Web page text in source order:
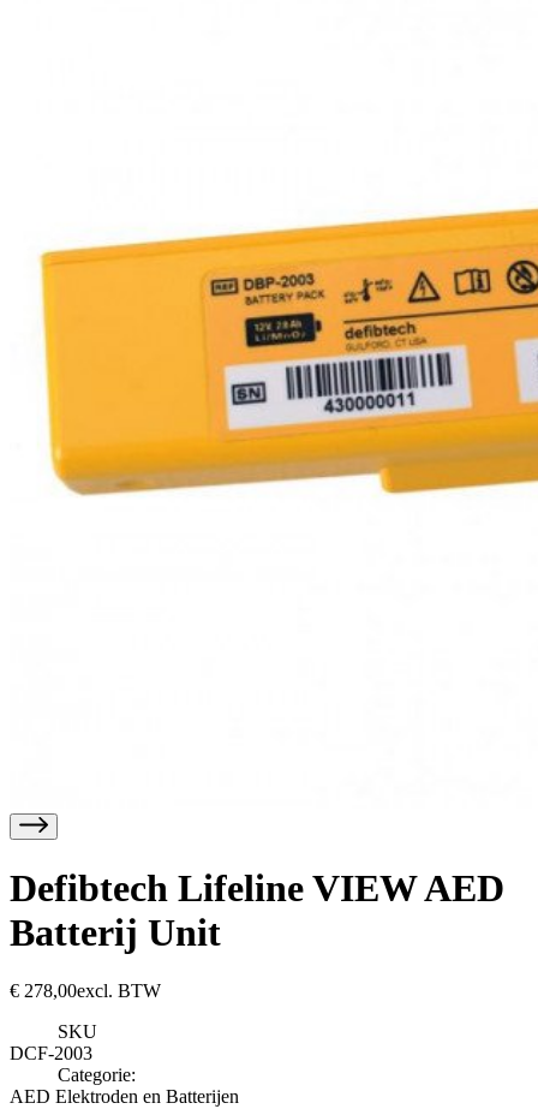
Defibtech Lifeline VIEW AED
Batterij Unit
€ 278,00excl. BTW
SKU
DCF-2003
Categorie:
AED Elektroden en Batterijen